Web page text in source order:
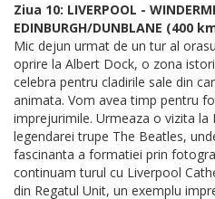
Ziua 10: LIVERPOOL -
EDINBURGH/DUNBLANE (400
Mic dejun urmat de un tur al
oprire la Albert Dock, o zona
celebra pentru cladirile sale din
animata. Vom avea timp pentru
imprejurimile. Urmeaza o vizita
legendarei trupe The Beatles,
fascinanta a formatiei prin
continuam turul cu Liverpool
din Regatul Unit, un exemplu